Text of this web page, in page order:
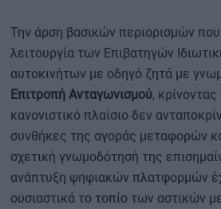
Την άρση βασικών περιορισμών
λειτουργία των Επιβατηγών
αυτοκινήτων με οδηγό ζητά με
Επιτροπή Ανταγωνισμού,
κανονιστικό πλαίσιο δεν
συνθήκες της αγοράς μεταφορών
σχετική γνωμοδότησή της
ανάπτυξη ψηφιακών πλατφορμών
ουσιαστικά το τοπίο των αστικών